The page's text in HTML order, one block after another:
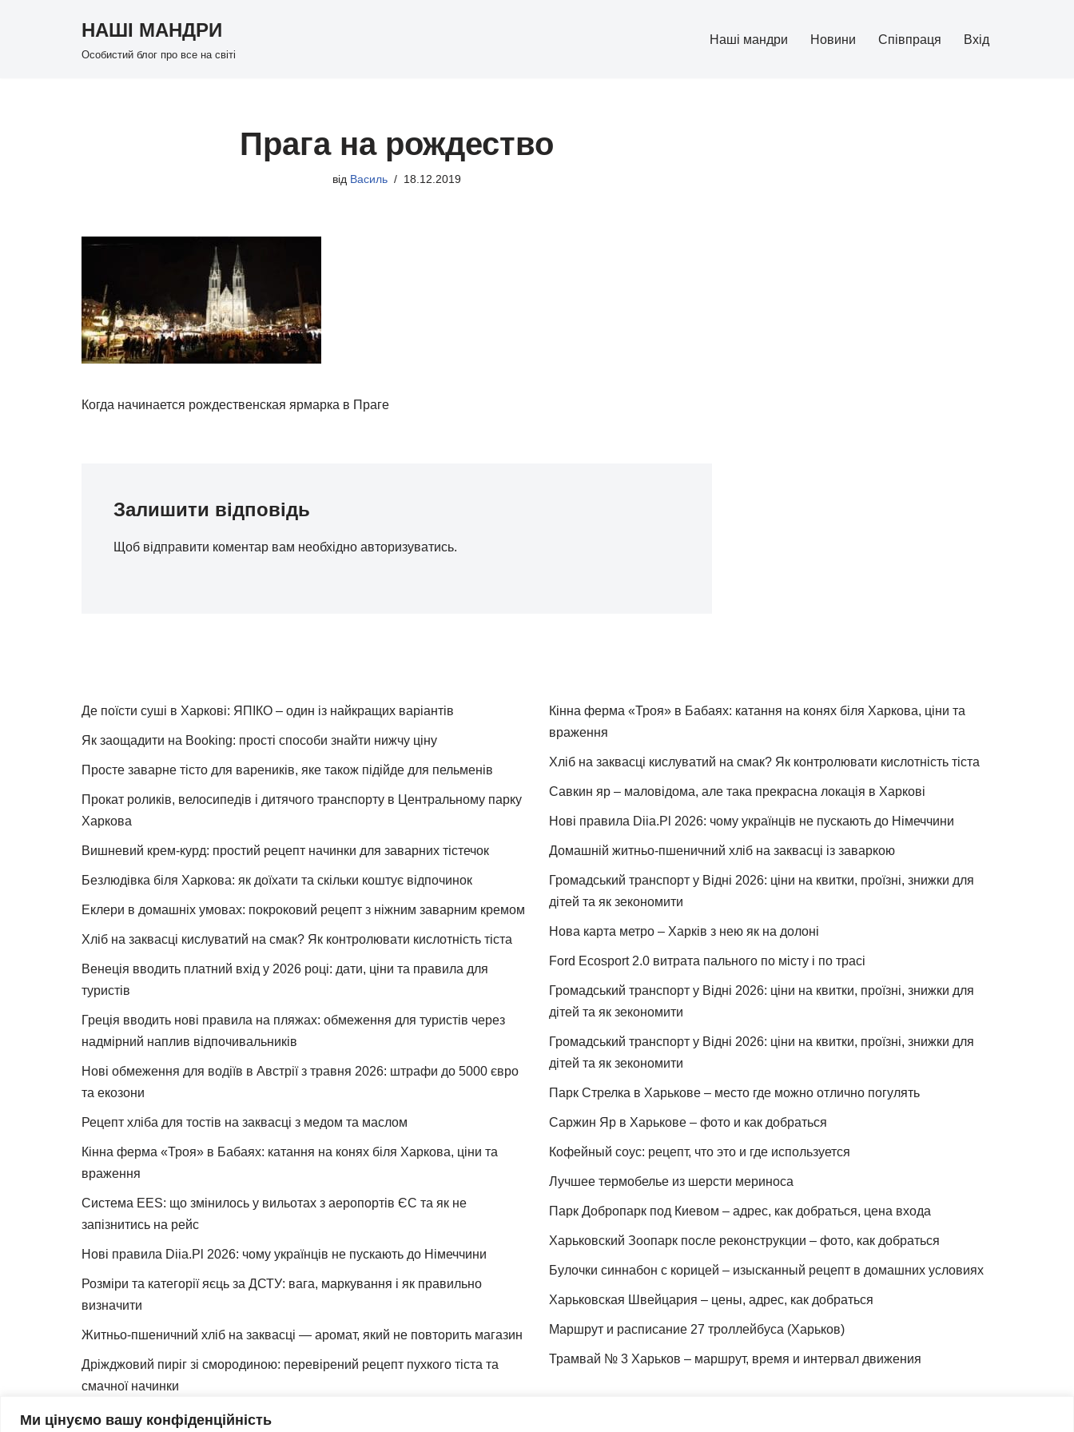
Ми цінуємо вашу конфіденційність
НАШІ МАНДРИ
Особистий блог про все на світі
Наші мандри Новини Співпраця Вхід
Прага на рождество
від Василь 18.12.2019
Когда начинается рождественская ярмарка в Праге
Залишити відповідь
Щоб відправити коментар вам необхідно авторизуватись.
Де поїсти суші в Харкові: ЯПІКО – один із найкращих варіантів
Як заощадити на Booking: прості способи знайти нижчу ціну
Просте заварне тісто для вареників, яке також підійде для пельменів
Прокат роликів, велосипедів і дитячого транспорту в Центральному парку
Харкова
Вишневий крем-курд: простий рецепт начинки для заварних тістечок
Безлюдівка біля Харкова: як доїхати та скільки коштує відпочинок
Еклери в домашніх умовах: покроковий рецепт з ніжним заварним кремом
Хліб на заквасці кислуватий на смак? Як контролювати кислотність тіста
Венеція вводить платний вхід у 2026 році: дати, ціни та правила для
туристів
Греція вводить нові правила на пляжах: обмеження для туристів через
надмірний наплив відпочивальників
Нові обмеження для водіїв в Австрії з травня 2026: штрафи до 5000 євро
та екозони
Рецепт хліба для тостів на заквасці з медом та маслом
Кінна ферма «Троя» в Бабаях: катання на конях біля Харкова, ціни та
враження
Система EES: що змінилось у вильотах з аеропортів ЄС та як не
запізнитись на рейс
Нові правила Diia.Pl 2026: чому українців не пускають до Німеччини
Розміри та категорії яєць за ДСТУ: вага, маркування і як правильно
визначити
Житньо-пшеничний хліб на заквасці — аромат, який не повторить магазин
Дріжджовий пиріг зі смородиною: перевірений рецепт пухкого тіста та
смачної начинки
Як зробити закваску для хліба вдома
Кінна ферма «Троя» в Бабаях: катання на конях біля Харкова, ціни та
враження
Хліб на заквасці кислуватий на смак? Як контролювати кислотність тіста
Савкин яр – маловідома, але така прекрасна локація в Харкові
Нові правила Diia.Pl 2026: чому українців не пускають до Німеччини
Домашній житньо-пшеничний хліб на заквасці із заваркою
Громадський транспорт у Відні 2026: ціни на квитки, проїзні, знижки для
дітей та як зекономити
Нова карта метро – Харків з нею як на долоні
Ford Ecosport 2.0 витрата пального по місту і по трасі
Громадський транспорт у Відні 2026: ціни на квитки, проїзні, знижки для
дітей та як зекономити
Громадський транспорт у Відні 2026: ціни на квитки, проїзні, знижки для
дітей та як зекономити
Парк Стрелка в Харькове – место где можно отлично погулять
Саржин Яр в Харькове – фото и как добраться
Кофейный соус: рецепт, что это и где используется
Лучшее термобелье из шерсти мериноса
Парк Добропарк под Киевом – адрес, как добраться, цена входа
Харьковский Зоопарк после реконструкции – фото, как добраться
Булочки синнабон с корицей – изысканный рецепт в домашних условиях
Харьковская Швейцария – цены, адрес, как добраться
Маршрут и расписание 27 троллейбуса (Харьков)
Трамвай № 3 Харьков – маршрут, время и интервал движения